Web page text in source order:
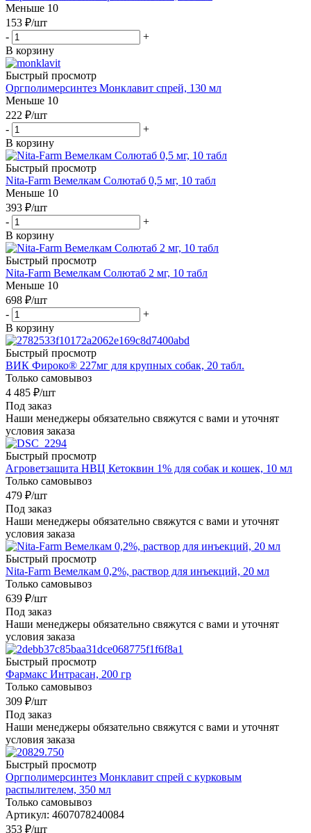
Меньше 10
153 ₽/шт
-
+
В корзину
Быстрый просмотр
Оргполимерсинтез Монклавит спрей, 130 мл
Меньше 10
222 ₽/шт
-
+
В корзину
Быстрый просмотр
Nita-Farm Вемелкам Солютаб 0,5 мг, 10 табл
Меньше 10
393 ₽/шт
-
+
В корзину
Быстрый просмотр
Nita-Farm Вемелкам Солютаб 2 мг, 10 табл
Меньше 10
698 ₽/шт
-
+
В корзину
Быстрый просмотр
ВИК Фироко® 227мг для крупных собак, 20 табл.
Только самовывоз
4 485 ₽/шт
Под заказ
Наши менеджеры обязательно свяжутся с вами и уточнят
условия заказа
Быстрый просмотр
Агроветзащита НВЦ Кетоквин 1% для собак и кошек, 10 мл
Только самовывоз
479 ₽/шт
Под заказ
Наши менеджеры обязательно свяжутся с вами и уточнят
условия заказа
Быстрый просмотр
Nita-Farm Вемелкам 0,2%, раствор для инъекций, 20 мл
Только самовывоз
639 ₽/шт
Под заказ
Наши менеджеры обязательно свяжутся с вами и уточнят
условия заказа
Быстрый просмотр
Фармакс Интрасан, 200 гр
Только самовывоз
309 ₽/шт
Под заказ
Наши менеджеры обязательно свяжутся с вами и уточнят
условия заказа
Быстрый просмотр
Оргполимерсинтез Монклавит спрей с курковым
распылителем, 350 мл
Только самовывоз
Артикул: 4607078240084
353 ₽/шт